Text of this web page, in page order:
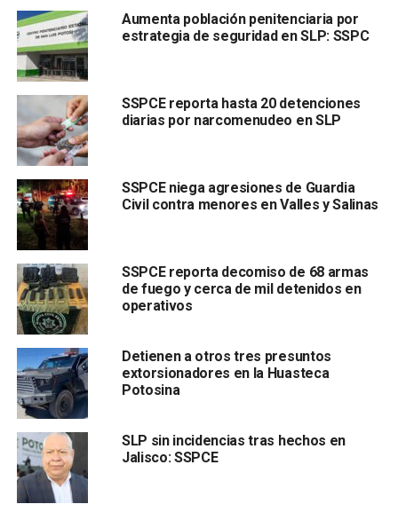
contacto con un hombre que se encontraba
desorientado, y mediante testigos del lugar, lograron
ubicar el domicilio de uno de los familiares del adulto
mayor
.
Los elementos de la UEAVG al arribar a su morada, se
entrevistaron con el yerno del hombre, quien
su suegro había salido desde temprana hora de su
vivienda y no había regresado.
La Secretaría de Seguridad y Protección Ciudadana del
Estado, exhorta a reportar a través de los números de
emergencias 911 y de Denuncia Anónima 089 cualquier
hecho que atente contra la tranquilidad de la población.
También lee:
Aumenta población penitenciaria por
estrategia de seguridad en SLP: SSPC
SSPCE reporta hasta 20 detenciones
diarias por narcomenudeo en SLP
SSPCE niega agresiones de Guardia
Civil contra menores en Valles y Salinas
SSPCE reporta decomiso de 68 armas
de fuego y cerca de mil detenidos en
operativos
Detienen a otros tres presuntos
extorsionadores en la Huasteca
Potosina
SLP sin incidencias tras hechos en
Jalisco: SSPCE